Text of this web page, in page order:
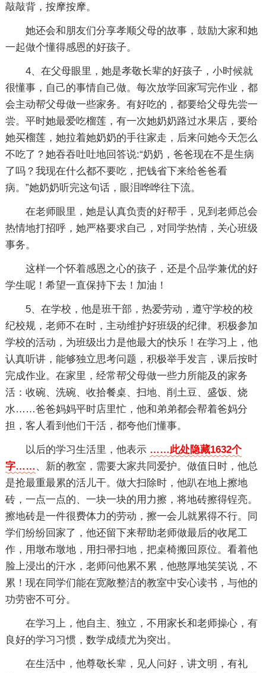
敲敲背，按摩按摩。
她还会和朋友们分享孝顺父母的故事，鼓励大家和她
一起做个懂得感恩的好孩子。
4、在父母眼里，她是孝敬长辈的好孩子，小时候就
很懂事，自己的事情自己做。每次放学回家写完作业，都
会主动帮父母做一些家务。有好吃的，都要给父母先尝一
尝。平时她最爱吃榴莲，有一次她奶奶路过水果店，要给
她买榴莲，她拉着她奶奶的手往家走，后来问她今天怎么
不吃了？她吞吞吐吐地回答说:“奶奶，爸爸现在不是生病
了吗？我现在什么都不要吃，把钱省下来给爸爸看
病。”她奶奶听完这句话，眼泪哗哗往下流。
在老师眼里，她是认真负责的好帮手，见到老师总会
热情地打招呼，她严格要求自己，对同学热情，关心班级
事务。
这样一个怀着感恩之心的孩子，还是个品学兼优的好
学生呢！希望一直保持下去！加油！
5、在学校，他是班干部，热爱劳动，遵守学校的校
纪校规，老师不在时，主动维护好班级的纪律。积极参加
学校的活动，为班级出力是他最大的快乐！在学习上，他
认真听讲，能够独立思考问题，积极举手发言，课后按时
完成作业。在家里，经常帮父母做一些力所能及的家务
活：收碗、洗碗、收拾餐桌、扫地、削土豆、盛饭、烧
水……爸爸妈妈平时店里忙，他和弟弟都会帮着爸妈分
担，客人看到他们干活，都夸他们懂事。
以后的学习生活里，他表示 ……此处隐藏1632个
字…… 、新的教室，需要大家共同爱护。做值日时，他总
是抢最重最累的活儿干。做大扫除时，他趴在地上擦地
砖，一点一点的、一块一块的用力擦，将地砖擦得锃亮。
擦地砖是一件很费体力的劳动，擦一会儿就累得不行。同
学们纷纷回家了，他还留下来帮助老师做最后的收尾工
作，用墩布墩地，用扫帚扫地，把桌椅搬回原位。看着他
脸上浸出的汗水，老师问他累不累，他憨厚地笑笑说，不
累！现在同学们能在宽敞整洁的教室中安心读书，与他的
功劳密不可分。
在学习上，他自主、独立，不用家长和老师操心，有
良好的学习习惯，数学成绩尤为突出。
在生活中，他尊敬长辈，见人问好，讲文明，有礼